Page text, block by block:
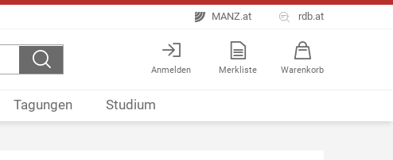
MANZ.at rdb.at
Anmelden Merkliste Warenkorb
Tagungen Studium